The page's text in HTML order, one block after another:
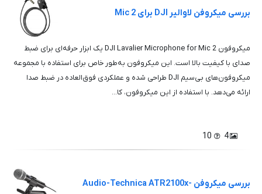
بررسی میکروفن لاوالیر DJI برای Mic 2
میکروفون DJI Lavalier Microphone for Mic 2 یک ابزار حرفه‌ای برای ضبط
صدای با کیفیت بالا است. این میکروفون به‌طور خاص برای استفاده با مجموعه
میکروفون‌های بی‌سیم DJI طراحی شده و عملکردی فوق‌العاده در ضبط صدا
ارائه می‌دهد. با استفاده از این میکروفون، کا...
4
10
بررسی میکروفن Audio-Technica ATR2100x-